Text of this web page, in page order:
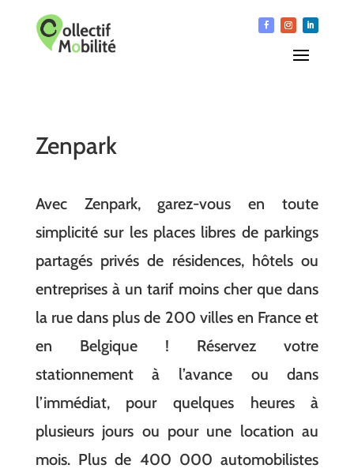
Zenpark
Avec Zenpark, garez-vous en toute
simplicité sur les places libres de parkings
partagés privés de résidences, hôtels ou
entreprises à un tarif moins cher que dans
la rue dans plus de 200 villes en France et
en Belgique ! Réservez votre
stationnement à l’avance ou dans
l’immédiat, pour quelques heures à
plusieurs jours ou pour une location au
mois. Plus de 400 000 automobilistes